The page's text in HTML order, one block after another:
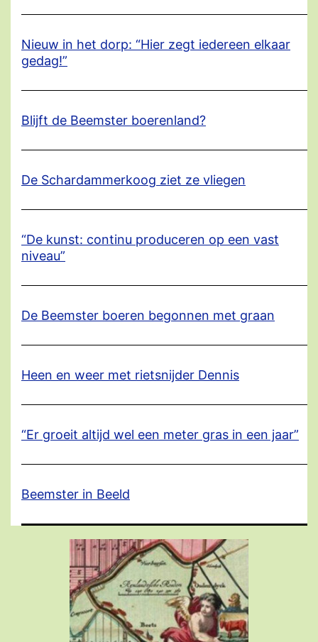
Nieuw in het dorp: “Hier zegt iedereen elkaar
gedag!”
Blijft de Beemster boerenland?
De Schardammerkoog ziet ze vliegen
“De kunst: continu produceren op een vast
niveau”
De Beemster boeren begonnen met graan
Heen en weer met rietsnijder Dennis
“Er groeit altijd wel een meter gras in een jaar”
Beemster in Beeld